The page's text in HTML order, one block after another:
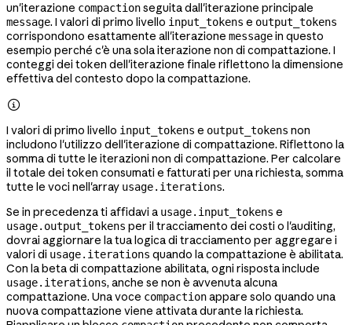
un'iterazione compactionseguita dall'iterazione principale
message. I valori di primo livello input_tokens e output_tokens
corrispondono esattamente all'iterazione messagein questo
esempio perché c'è una sola iterazione non di compattazione. I
conteggi dei token dell'iterazione finale riflettono la dimensione
effettiva del contesto dopo la compattazione.

I valori di primo livello input_tokens e output_tokens non
includono l'utilizzo dell'iterazione di compattazione. Riflettono la
somma di tutte le iterazioni non di compattazione. Per calcolare
il totale dei token consumati e fatturati per una richiesta, somma
tutte le voci nell'array usage.iterations.
Se in precedenza ti affidavi a usage.input_tokens e
usage.output_tokens per il tracciamento dei costi o l'auditing,
dovrai aggiornare la tua logica di tracciamento per aggregare i
valori di usage.iterations quando la compattazione è abilitata.
Con la beta di compattazione abilitata, ogni risposta include
usage.iterations, anche se non è avvenuta alcuna
compattazione. Una voce compactionappare solo quando una
nuova compattazione viene attivata durante la richiesta.